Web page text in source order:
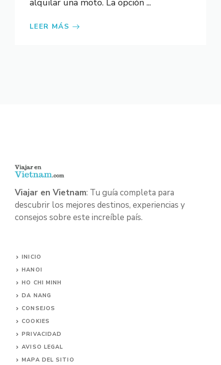
alquilar una moto. La opción ...
LEER MÁS
Viajar en Vietnam: Tu guía completa para
descubrir los mejores destinos, experiencias y
consejos sobre este increíble país.
INICIO
HANOI
HO CHI MINH
DA NANG
CONSEJOS
COOKIES
PRIVACIDAD
AVISO LEGAL
MAPA DEL SITIO